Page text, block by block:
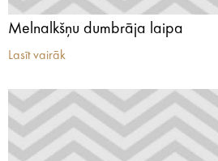
Melnalkšņu dumbrāja laipa
Lasīt vairāk